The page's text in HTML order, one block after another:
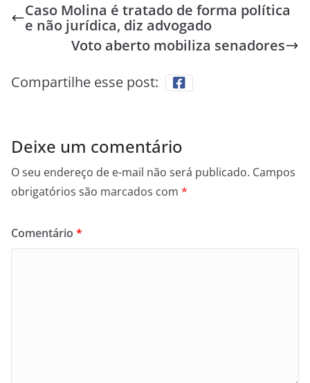
Caso Molina é tratado de forma política
e não jurídica, diz advogado
Voto aberto mobiliza senadores
Compartilhe esse post:
Deixe um comentário
O seu endereço de e-mail não será publicado. Campos
obrigatórios são marcados com *
Comentário *